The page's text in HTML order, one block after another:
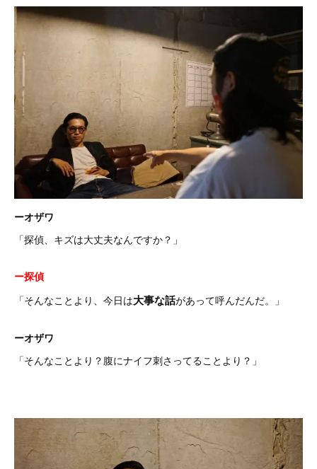
ーオザワ
「探偵、キズは大丈夫なんですか？」
ー探偵
「そんなことより、今日は大事な話があって呼んだんだ。」
ーオザワ
「そんなことより？腹にナイフ刺さってることより？」